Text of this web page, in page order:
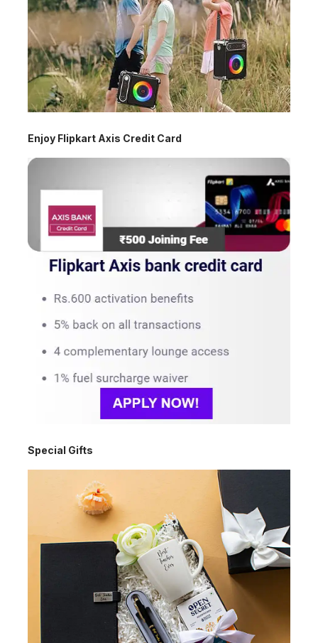
Enjoy Flipkart Axis Credit Card
Special Gifts